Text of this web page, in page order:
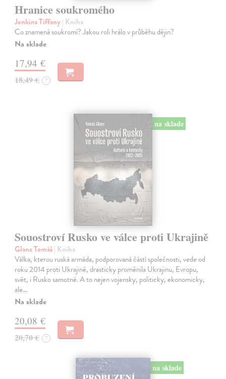
Hranice soukromého
Jenkins Tiffany| Kniha
Co znamená soukromí? Jakou roli hrálo v průběhu dějin?
Na sklade
17,94 €
18,49 € ?
na sklade
Souostroví Rusko ve válce proti Ukrajině
Glanc Tomáš| Kniha
Válka, kterou ruská armáda, podporovaná částí společnosti, vede od
roku 2014 proti Ukrajině, drasticky proměnila Ukrajinu, Evropu,
svět, i Rusko samotné. A to nejen vojensky, politicky, ekonomicky,
ale…
Na sklade
20,08 €
20,70 € ?
na sklade